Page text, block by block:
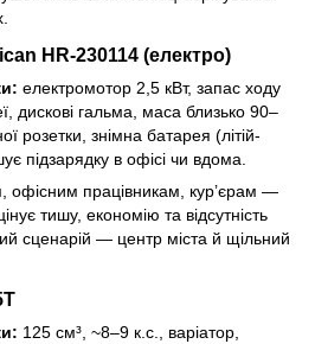
HR-230114 (електро)
електромотор 2,5 кВт, запас ходу
дискові гальма, маса близько 90–
розетки, знімна батарея (літій-
підзарядку в офісі чи вдома.
офісним працівникам, кур’єрам —
тишу, економію та відсутність
сценарій — центр міста й щільний
125 см³, ~8–9 к.с., варіатор,